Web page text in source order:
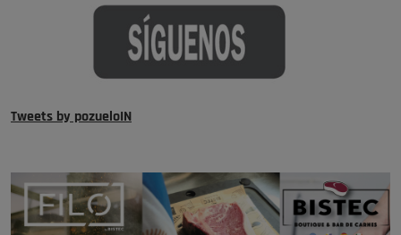
Tweets by pozueloIN